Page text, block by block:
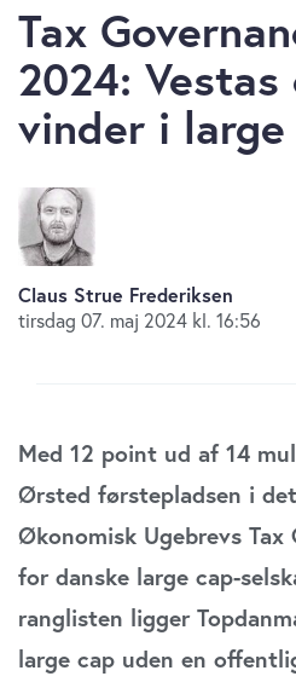
Tax
2024:
vinder i large
Claus Strue Frederiksen
tirsdag 07. maj 2024 kl. 16:56
Med 12 point ud af 14
Ørsted førstepladsen i
Økonomisk Ugebrevs Tax
for danske large cap-
ranglisten ligger
large cap uden en